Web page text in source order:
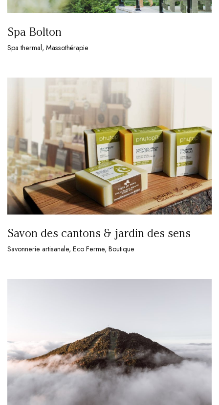
Spa Bolton
Spa thermal, Massothérapie
Savon des cantons & jardin des sens
Savonnerie artisanale, Eco Ferme, Boutique